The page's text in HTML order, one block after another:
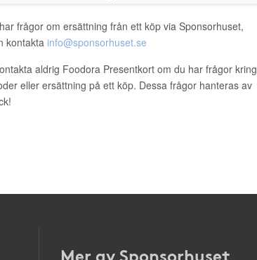
frågor om ersättning från ett köp via Sponsorhuset,
kontakta info@sponsorhuset.se
aldrig Foodora Presentkort om du har frågor kring
eller ersättning på ett köp. Dessa frågor hanteras av
Mer av Sponsorhuset